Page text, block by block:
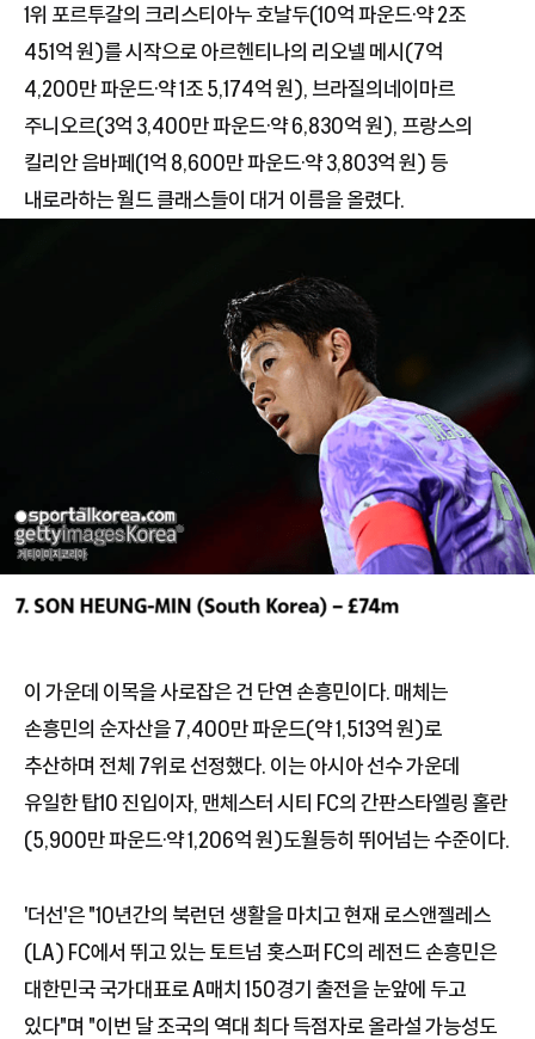
1위 포르투갈의 크리스티아누 호날두(10억 파운드·약 2조
451억 원)를 시작으로 아르헨티나의 리오넬 메시(7억
4,200만 파운드·약 1조 5,174억 원), 브라질의네이마르
주니오르(3억 3,400만 파운드·약 6,830억 원), 프랑스의
킬리안 음바페(1억 8,600만 파운드·약 3,803억 원) 등
내로라하는 월드 클래스들이 대거 이름을 올렸다.
이 가운데 이목을 사로잡은 건 단연 손흥민이다. 매체는
손흥민의 순자산을 7,400만 파운드(약 1,513억 원)로
추산하며 전체 7위로 선정했다. 이는 아시아 선수 가운데
유일한 탑10 진입이자, 맨체스터 시티 FC의 간판스타엘링 홀란
(5,900만 파운드·약 1,206억 원)도월등히 뛰어넘는 수준이다.
'더선'은 "10년간의 북런던 생활을 마치고 현재 로스앤젤레스
(LA) FC에서 뛰고 있는 토트넘 홋스퍼 FC의 레전드 손흥민은
대한민국 국가대표로 A매치 150경기 출전을 눈앞에 두고
있다"며 "이번 달 조국의 역대 최다 득점자로 올라설 가능성도